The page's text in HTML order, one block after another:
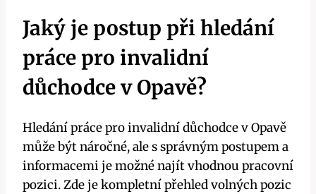
Jaký je postup při hledání
práce pro invalidní
důchodce v Opavě?
Hledání práce pro invalidní důchodce v Opavě
může být náročné, ale s správným postupem a
informacemi je možné najít vhodnou pracovní
pozici. Zde je kompletní přehled volných pozic